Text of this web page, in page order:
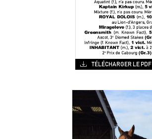
TÉLÉCHARGER LE PDF